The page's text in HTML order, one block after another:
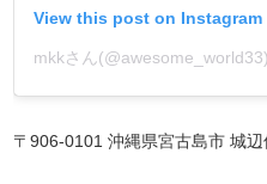
View this post on Instagram
mkkさん
〒906-0101 沖縄県宮古島市 城辺